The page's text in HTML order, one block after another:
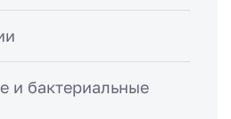
и бактериальные